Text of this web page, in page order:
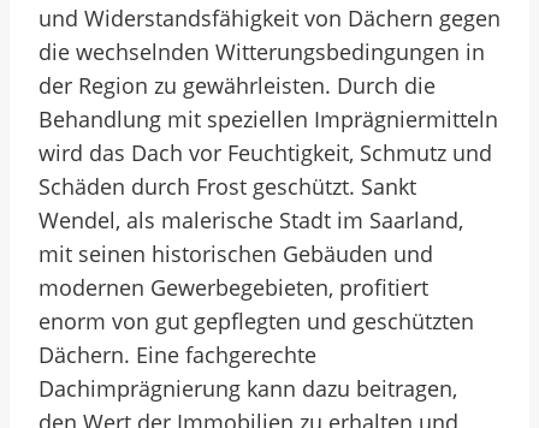
und Widerstandsfähigkeit von Dächern gegen
die wechselnden Witterungsbedingungen in
der Region zu gewährleisten. Durch die
Behandlung mit speziellen Imprägniermitteln
wird das Dach vor Feuchtigkeit, Schmutz und
Schäden durch Frost geschützt. Sankt
Wendel, als malerische Stadt im Saarland,
mit seinen historischen Gebäuden und
modernen Gewerbegebieten, profitiert
enorm von gut gepflegten und geschützten
Dächern. Eine fachgerechte
Dachimprägnierung kann dazu beitragen,
den Wert der Immobilien zu erhalten und